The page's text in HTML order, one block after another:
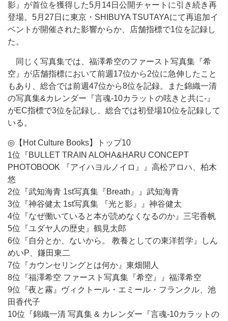
影』が首位を獲得した5月14日公開チャートに引き続き再
登場。5月27日に東京・SHIBUYA TSUTAYAにて再追加イ
ベントが開催された影響からか、店舗指標で1位を記録し
た。
同じく写真集では、福澤希空のファースト写真集『希
空』が店舗指標において前週17位から2位に急伸したこと
もあり、総合では前週47位から8位を記録。また錦織一清
の写真集&カレンダー『言魂-10カラットの呟きと共に-』
がEC指標で3位を記録し、総合では初登場10位を記録して
いる。
◎【Hot Culture Books】トップ10
1位『BULLET TRAIN ALOHA&HARU CONCEPT
PHOTOBOOK 『アイハヨルノイロ』』高松アロハ、柏木
悠
2位『武知海青 1st写真集『Breath』』武知海青
3位『神谷健太 1st写真集 『光と影』』神谷健太
4位『なぜ働いていると本が読めなくなるのか』三宅香帆
5位『ユダヤ人の歴史』鶴見太郎
6位『自分とか、ないから。 教養としての東洋哲学』しん
めいP、鎌田東二
7位『カウンセリングとは何か』東畑開人
8位『福澤希空 ファースト写真集『希空』』福澤希空
9位『夜と霧』ヴィクトール・エミール・フランクル、池
田香代子
10位『錦織一清 写真集 & カレンダー『言魂-10カラットの